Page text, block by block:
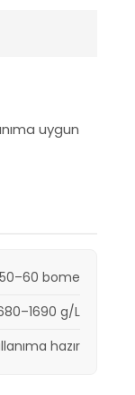
uygun
50–60 bome
g/L
hazır